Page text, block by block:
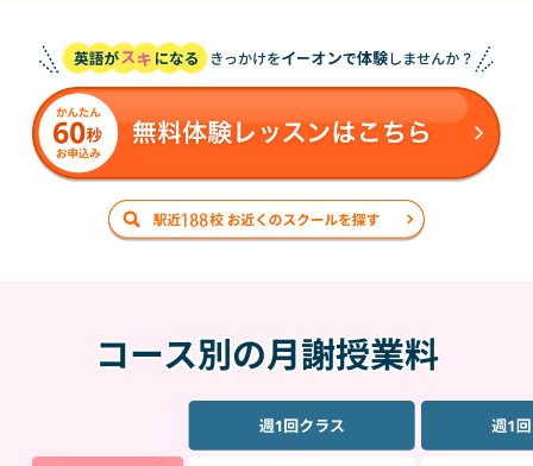
コース別の月謝授業料